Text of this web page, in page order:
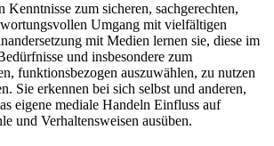
Kenntnisse zum sicheren, sachgerechten,
Umgang mit vielfältigen
mit Medien lernen sie, diese im
und insbesondere zum
funktionsbezogen auszuwählen, zu nutzen
Sie erkennen bei sich selbst und anderen,
eigene mediale Handeln Einfluss auf
und Verhaltensweisen ausüben.